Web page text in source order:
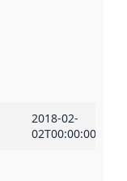
2018-02-
02T00:00:00Z